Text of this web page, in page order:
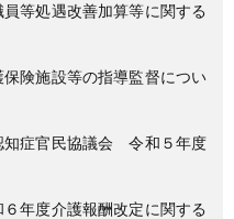
員等処遇改善加算等に関する
保険施設等の指導監督につい
知症官民協議会 令和５年度
６年度介護報酬改定に関する